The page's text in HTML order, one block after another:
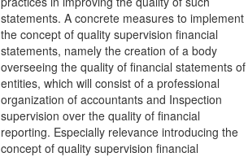
statements. A concrete measures to implement
the concept of quality supervision financial
statements, namely the creation of a body
overseeing the quality of financial statements of
entities, which will consist of a professional
organization of accountants and Inspection
supervision over the quality of financial
reporting. Especially relevance introducing the
concept of quality supervision financial